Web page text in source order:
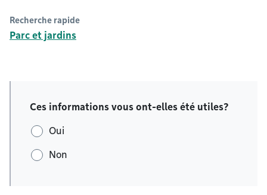
Recherche rapide
Parc et jardins
Ces informations vous ont-elles été utiles?
Oui
Non